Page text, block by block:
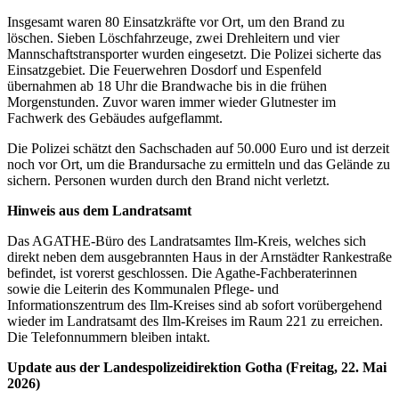
Insgesamt waren 80 Einsatzkräfte vor Ort, um den Brand zu
löschen. Sieben Löschfahrzeuge, zwei Drehleitern und vier
Mannschaftstransporter wurden eingesetzt. Die Polizei sicherte das
Einsatzgebiet. Die Feuerwehren Dosdorf und Espenfeld
übernahmen ab 18 Uhr die Brandwache bis in die frühen
Morgenstunden. Zuvor waren immer wieder Glutnester im
Fachwerk des Gebäudes aufgeflammt.
Die Polizei schätzt den Sachschaden auf 50.000 Euro und ist derzeit
noch vor Ort, um die Brandursache zu ermitteln und das Gelände zu
sichern. Personen wurden durch den Brand nicht verletzt.
Hinweis aus dem Landratsamt
Das AGATHE-Büro des Landratsamtes Ilm-Kreis, welches sich
direkt neben dem ausgebrannten Haus in der Arnstädter Rankestraße
befindet, ist vorerst geschlossen. Die Agathe-Fachberaterinnen
sowie die Leiterin des Kommunalen Pflege- und
Informationszentrum des Ilm-Kreises sind ab sofort vorübergehend
wieder im Landratsamt des Ilm-Kreises im Raum 221 zu erreichen.
Die Telefonnummern bleiben intakt.
Update aus der Landespolizeidirektion Gotha (Freitag, 22. Mai
2026)